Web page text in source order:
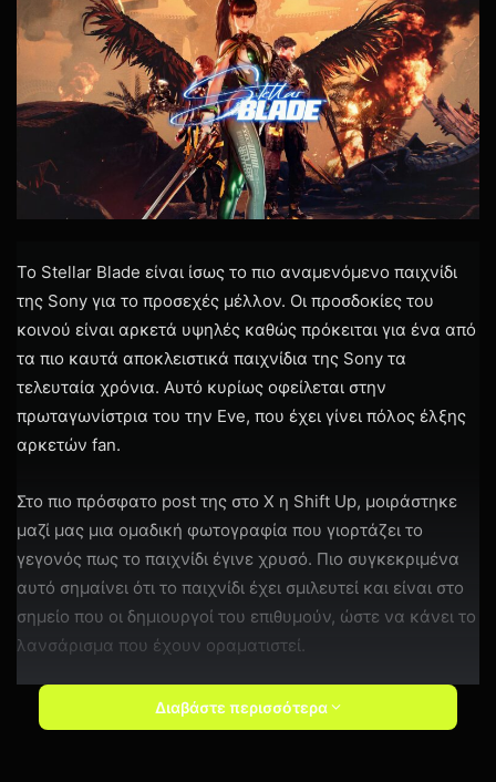
Το Stellar Blade είναι ίσως το πιο αναμενόμενο παιχνίδι
της Sony για το προσεχές μέλλον. Οι προσδοκίες του
κοινού είναι αρκετά υψηλές καθώς πρόκειται για ένα από
τα πιο καυτά αποκλειστικά παιχνίδια της Sony τα
τελευταία χρόνια. Αυτό κυρίως οφείλεται στην
πρωταγωνίστρια του την Eve, που έχει γίνει πόλος έλξης
αρκετών fan.
Στο πιο πρόσφατο post της στο X η Shift Up, μοιράστηκε
μαζί μας μια ομαδική φωτογραφία που γιορτάζει το
γεγονός πως το παιχνίδι έγινε χρυσό. Πιο συγκεκριμένα
αυτό σημαίνει ότι το παιχνίδι έχει σμιλευτεί και είναι στο
σημείο που οι δημιουργοί του επιθυμούν, ώστε να κάνει το
λανσάρισμα που έχουν οραματιστεί.
Διαβάστε περισσότερα